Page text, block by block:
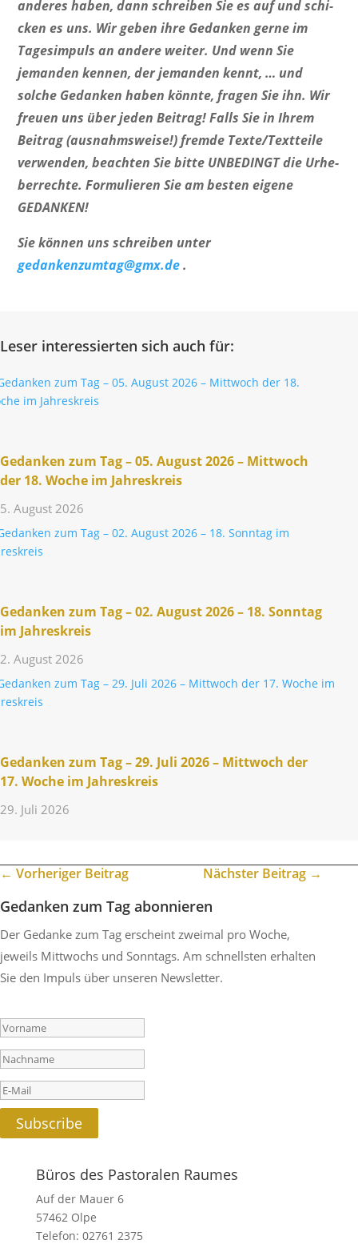
anderes haben, dann schreiben Sie es auf und schi­
cken es uns. Wir geben ihre Gedanken gerne im
Tages­im­puls an andere weiter. Und wenn Sie
jemanden kennen, der jemanden kennt, … und
solche Gedanken haben könnte, fragen Sie ihn. Wir
freuen uns über jeden Beitrag! Falls Sie in Ihrem
Beitrag (ausnahms­weise!) fremde Texte/Textteile
verwenden, beachten Sie bitte UNBEDINGT die Urhe­
ber­rechte. Formu­lieren Sie am besten eigene
GEDANKEN!
Sie können uns schreiben unter
gedankenzumtag@gmx.de.
Leser interessierten sich auch für:
Gedanken zum Tag – 05. August 2026 – Mitt­woch
der 18. Woche im Jahreskreis
5. August 2026
Gedanken zum Tag – 02. August 2026 – 18. Sonntag
im Jahreskreis
2. August 2026
Gedanken zum Tag – 29. Juli 2026 – Mitt­woch der
17. Woche im Jahreskreis
29. Juli 2026
← Vorheriger Beitrag Nächster Beitrag →
Gedanken zum Tag abonnieren
Der Gedanke zum Tag erscheint zweimal pro Woche,
jeweils Mittwochs und Sonntags. Am schnellsten erhalten
Sie den Impuls über unseren Newsletter.
Subscribe
Büros des Pastoralen Raumes
Auf der Mauer 6
57462 Olpe
Telefon: 02761 2375